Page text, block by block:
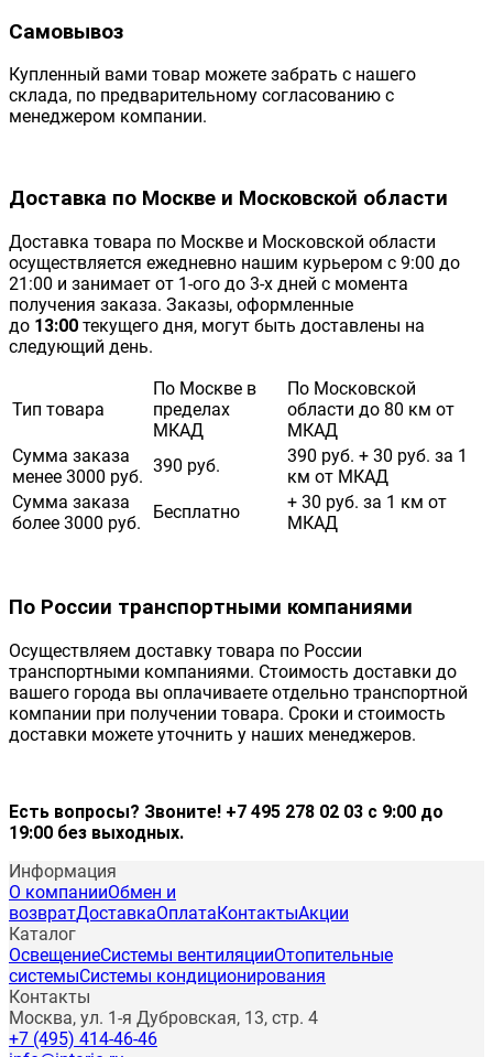
Самовывоз
Купленный вами товар можете забрать с нашего
склада, по предварительному согласованию с
менеджером компании.
Доставка по Москве и Московской области
Доставка товара по Москве и Московской области
осуществляется ежедневно нашим курьером с 9:00 до
21:00 и занимает от 1-ого до 3-х дней с момента
получения заказа. Заказы, оформленные
до 13:00 текущего дня, могут быть доставлены на
следующий день.
Тип товара
По Москве в
пределах
МКАД
По Московской
области до 80 км от
МКАД
Сумма заказа
менее 3000 руб.
390 руб.
390 руб. + 30 руб. за 1
км от МКАД
Сумма заказа
более 3000 руб.
Бесплатно
+ 30 руб. за 1 км от
МКАД
По России транспортными компаниями
Осуществляем доставку товара по России
транспортными компаниями. Стоимость доставки до
вашего города вы оплачиваете отдельно транспортной
компании при получении товара. Сроки и стоимость
доставки можете уточнить у наших менеджеров.
Есть вопросы? Звоните! +7 495 278 02 03 с 9:00 до
19:00 без выходных.
Информация
О компанииОбмен и
возвратДоставкаОплата КонтактыАкции
Каталог
ОсвещениеСистемы вентиляцииОтопительные
системыСистемы кондиционирования
Контакты
Москва, ул. 1-я Дубровская, 13, стр. 4
+7 (495) 414-46-46